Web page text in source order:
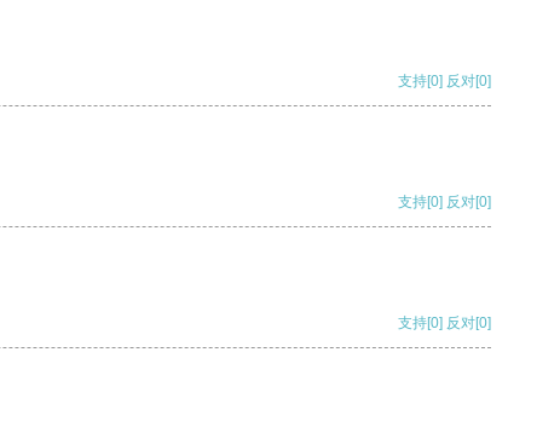
支持[0] 反对[0]
支持[0] 反对[0]
支持[0] 反对[0]